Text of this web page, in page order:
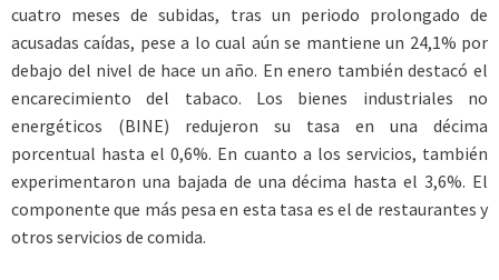
cuatro meses de subidas, tras un periodo prolongado de
acusadas caídas, pese a lo cual aún se mantiene un 24,1% por
debajo del nivel de hace un año. En enero también destacó el
encarecimiento del tabaco. Los bienes industriales no
energéticos (BINE) redujeron su tasa en una décima
porcentual hasta el 0,6%. En cuanto a los servicios, también
experimentaron una bajada de una décima hasta el 3,6%. El
componente que más pesa en esta tasa es el de restaurantes y
otros servicios de comida.